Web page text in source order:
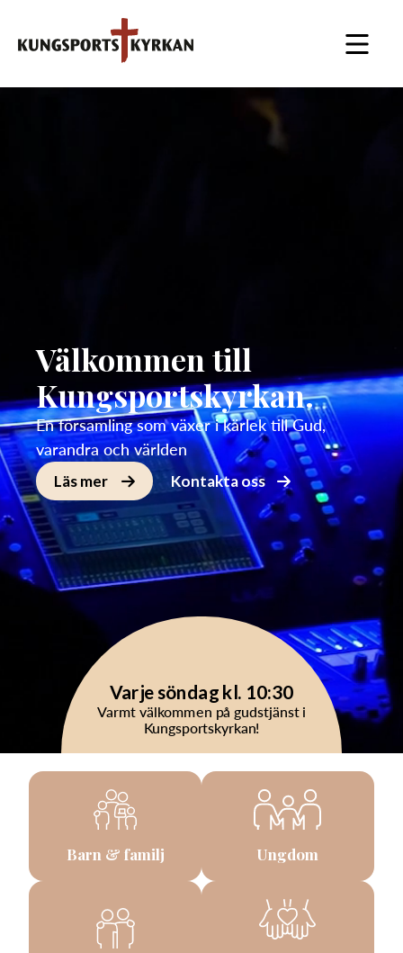
Välkommen till
Kungsportskyrkan.
En församling som växer i kärlek till Gud,
varandra och världen
Läs mer Kontakta oss
Varje söndag kl. 10:30
Varmt välkommen på gudstjänst i
Kungsportskyrkan!
Barn & familj Ungdom